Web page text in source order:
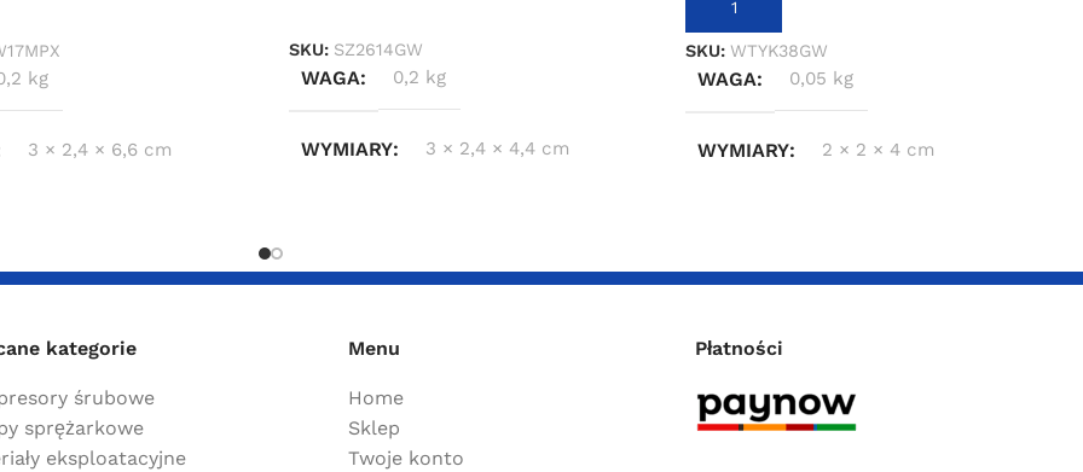
kg
3 × 2,4 × 6,6 cm
SKU: SZ2614GW
WAGA 0,2 kg
WYMIARY 3 × 2,4 × 4,4 cm
DODAJ DO KOSZYKA
SKU: WTYK38GW
WAGA 0,05 kg
WYMIARY 2 × 2 × 4 cm
kategorie
śrubowe
sprężarkowe
eksploatacyjne
Menu
Home
Sklep
Twoje konto
Płatności